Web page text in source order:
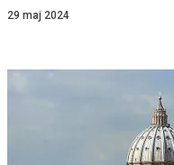
29 maj 2024